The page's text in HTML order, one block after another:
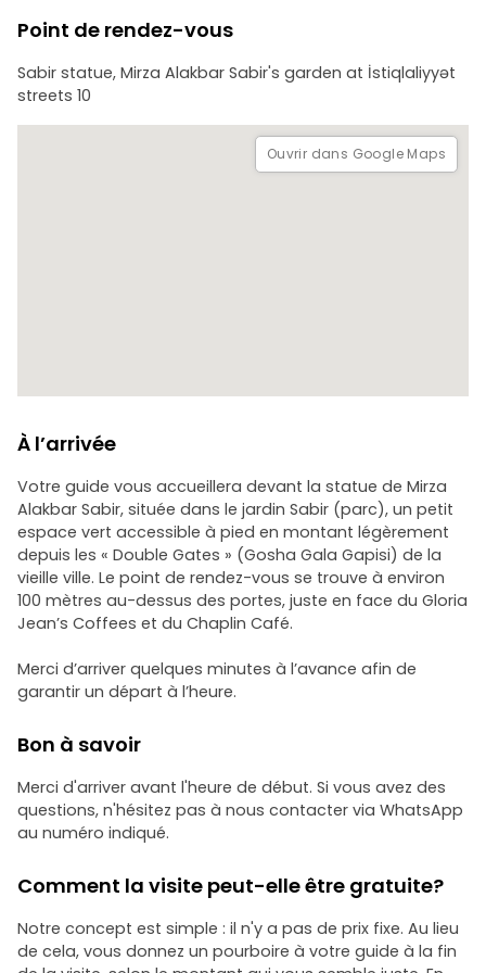
(environ 15 AZN par site). Toutes les attractions seront
vos propres moyens.
Point de rendez-vous
Sabir statue, Mirza Alakbar Sabir's garden at İstiqlaliyyət
streets 10
Ouvrir dans Google Maps
À l’arrivée
Votre guide vous accueillera devant la statue de Mirza
Alakbar Sabir, située dans le jardin Sabir (parc), un petit
espace vert accessible à pied en montant légèrement
depuis les « Double Gates » (Gosha Gala Gapisi) de la
vieille ville. Le point de rendez-vous se trouve à environ
100 mètres au-dessus des portes, juste en face du Gloria
Jean’s Coffees et du Chaplin Café.
Merci d’arriver quelques minutes à l’avance afin de
garantir un départ à l’heure.
Bon à savoir
Merci d'arriver avant l'heure de début. Si vous avez des
questions, n'hésitez pas à nous contacter via WhatsApp
au numéro indiqué.
Comment la visite peut-elle être gratuite?
Notre concept est simple : il n'y a pas de prix fixe. Au lieu
de cela, vous donnez un pourboire à votre guide à la fin